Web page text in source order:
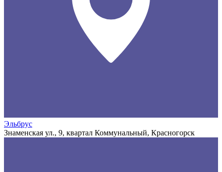
Эльбрус
Знаменская ул., 9, квартал Коммунальный, Красногорск